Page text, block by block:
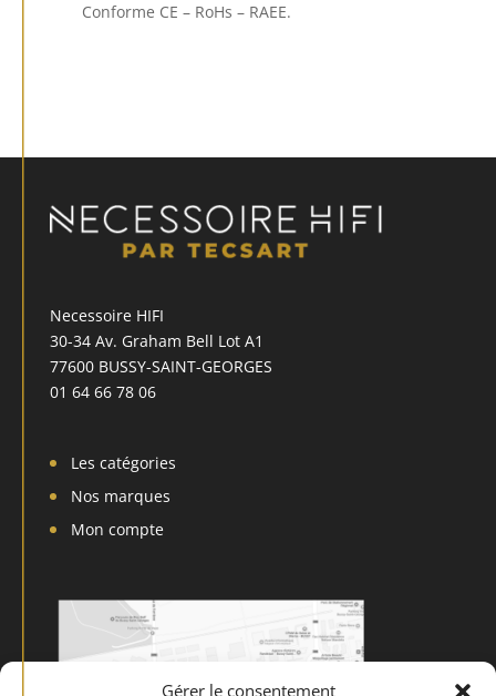
Gérer le consentement
Conforme CE – RoHs – RAEE.
Necessoire HIFI
30-34 Av. Graham Bell Lot A1
77600 BUSSY-SAINT-GEORGES
01 64 66 78 06
Les catégories
Nos marques
Mon compte